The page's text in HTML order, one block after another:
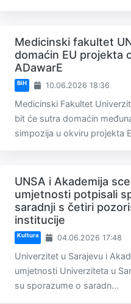
Medicinski fakultet
domaćin EU projekta
ADawarE
BiH 10.06.2026 18:36
Medicinski Fakultet
bit će sutra domaćin
simpozija u okviru projekta
UNSA i Akademija
umjetnosti potpisali
saradnji s četiri
institucije
Kultura 04.06.2026 17:48
Univerzitet u Sarajevu i
umjetnosti Univerziteta u
su sporazume o saradn...